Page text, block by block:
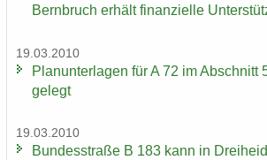
Bern­bruch er­hält fi­nan­zi­el­le
19.03.2010
Plan­un­ter­la­gen für A 72 im Ab­schnitt
ge­legt
19.03.2010
Bun­des­stra­ße B 183 kann in